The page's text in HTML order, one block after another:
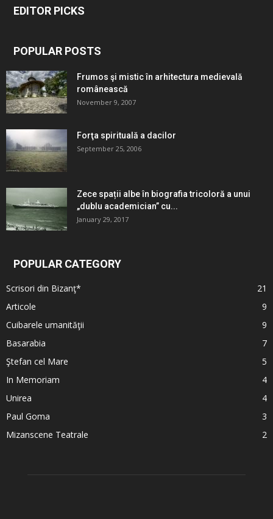
EDITOR PICKS
POPULAR POSTS
Frumos şi mistic în arhitectura medievală
românească
November 9, 2007
Forţa spirituală a dacilor
September 25, 2006
Zece spații albe în biografia tricoloră a unui
„dublu academician” cu...
January 29, 2017
POPULAR CATEGORY
Scrisori din Bizanţ*
21
Articole
9
Cuibarele umanităţii
9
Basarabia
7
Ştefan cel Mare
5
In Memoriam
4
Unirea
4
Paul Goma
3
Mizanscene Teatrale
2